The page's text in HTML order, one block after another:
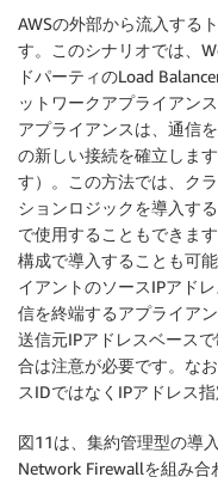
AWSの外部から流入する
す。このシナリオでは、
ドパーティのLoad
ットワークアプライアン
アプライアンスは、通信
の新しい接続を確立しま
す）。この方法では、ク
ションロジックを導入す
で使用することもできま
構成で導入することも可
イアントのソースIPアド
信を終端するアプライア
送信元IPアドレスベース
合は注意が必要です。な
スIDではなくIPアドレス指
図11は、集約管理型の導
Network Firewallを組み合